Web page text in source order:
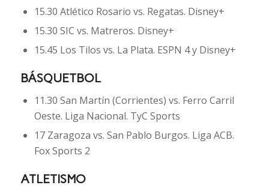
15.30 Atlético Rosario vs. Regatas. Disney+
15.30 SIC vs. Matreros. Disney+
15.45 Los Tilos vs. La Plata. ESPN 4 y Disney+
BÁSQUETBOL
11.30 San Martín (Corrientes) vs. Ferro Carril
Oeste. Liga Nacional. TyC Sports
17 Zaragoza vs. San Pablo Burgos. Liga ACB.
Fox Sports 2
ATLETISMO